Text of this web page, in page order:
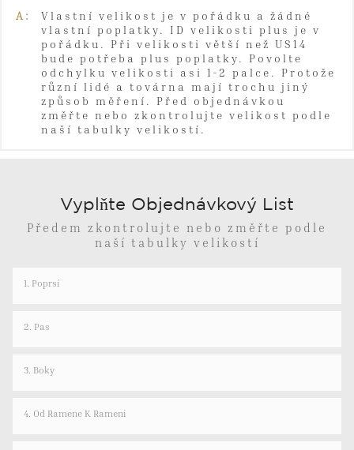
A:
Vlastní velikost je v pořádku a žádné
vlastní poplatky. ID velikosti plus je v
pořádku. Při velikosti větší než US14
bude potřeba plus poplatky. Povolte
odchylku velikosti asi 1-2 palce. Protože
různí lidé a továrna mají trochu jiný
způsob měření. Před objednávkou
změřte nebo zkontrolujte velikost podle
naší tabulky velikostí.
Vyplňte Objednávkový List
Předem zkontrolujte nebo změřte podle
naší tabulky velikostí
1. Poprsí
2. Pas
3. Boky
4. Od Ramene K Rameni